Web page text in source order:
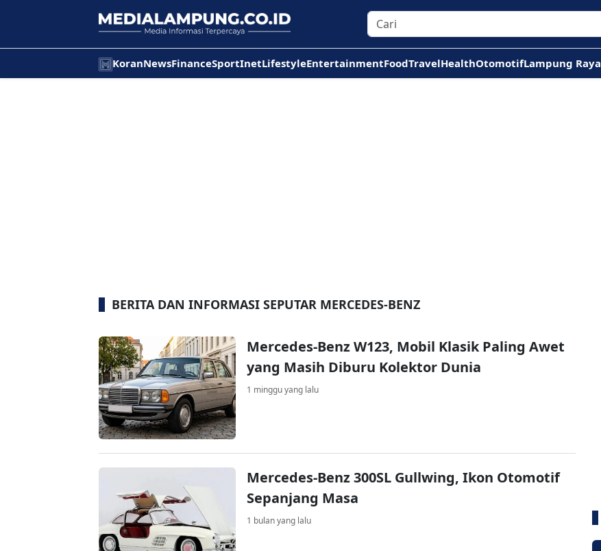
KoranNewsFinanceSportInetLifestyleEntertainmentFoodTravelHealthOtomotifLampung Raya
BERITA DAN INFORMASI SEPUTAR MERCEDES-BENZ
Mercedes-Benz W123, Mobil Klasik Paling Awet
yang Masih Diburu Kolektor Dunia
1 minggu yang lalu
Mercedes-Benz 300SL Gullwing, Ikon Otomotif
Sepanjang Masa
1 bulan yang lalu